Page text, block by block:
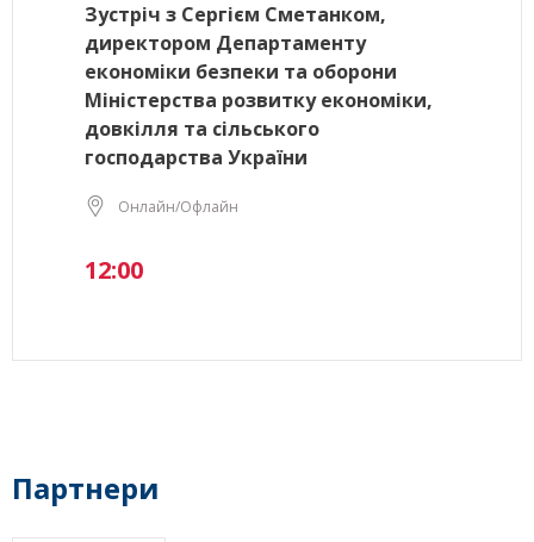
Зустріч з Сергієм Сметанком,
директором Департаменту
економіки безпеки та оборони
Міністерства розвитку економіки,
довкілля та сільського
господарства України
Онлайн/Офлайн
12:00
Партнери